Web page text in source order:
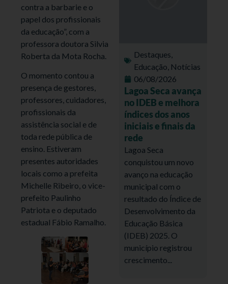
contra a barbarie e o
papel dos profissionais
da educação”, com a
professora doutora Silvia
Roberta da Mota Rocha.
O momento contou a
presença de gestores,
professores, cuidadores,
profissionais da
assistência social e de
toda rede pública de
ensino. Estiveram
presentes autoridades
locais como a prefeita
Michelle Ribeiro, o vice-
prefeito Paulinho
Patriota e o deputado
estadual Fábio Ramalho.
Destaques,
Educação, Notícias
06/08/2026
Lagoa Seca avança
no IDEB e melhora
índices dos anos
iniciais e finais da
rede
Lagoa Seca
conquistou um novo
avanço na educação
municipal com o
resultado do Índice de
Desenvolvimento da
Educação Básica
(IDEB) 2025. O
município registrou
crescimento...